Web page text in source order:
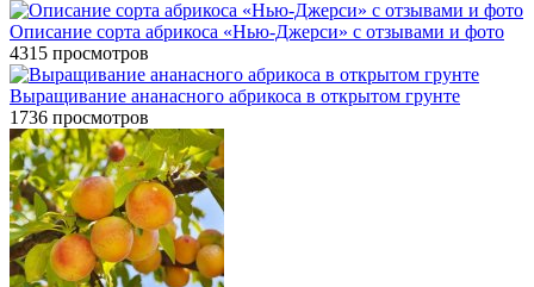
Описание сорта абрикоса «Нью-Джерси» с отзывами и фото
4315 просмотров
Выращивание ананасного абрикоса в открытом грунте
1736 просмотров